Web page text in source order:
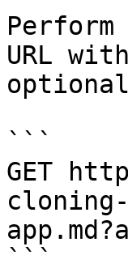
URL
```
GET